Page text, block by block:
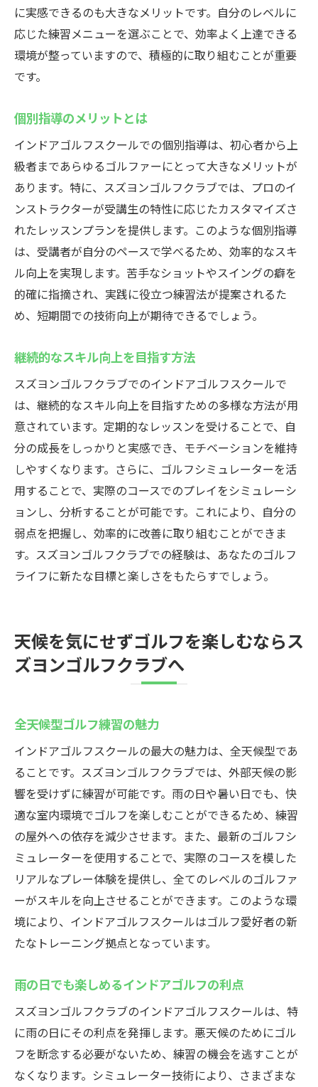
に実感できるのも大きなメリットです。自分のレベルに
応じた練習メニューを選ぶことで、効率よく上達できる
環境が整っていますので、積極的に取り組むことが重要
です。
個別指導のメリットとは
インドアゴルフスクールでの個別指導は、初心者から上
級者まであらゆるゴルファーにとって大きなメリットが
あります。特に、スズヨンゴルフクラブでは、プロのイ
ンストラクターが受講生の特性に応じたカスタマイズさ
れたレッスンプランを提供します。このような個別指導
は、受講者が自分のペースで学べるため、効率的なスキ
ル向上を実現します。苦手なショットやスイングの癖を
的確に指摘され、実践に役立つ練習法が提案されるた
め、短期間での技術向上が期待できるでしょう。
継続的なスキル向上を目指す方法
スズヨンゴルフクラブでのインドアゴルフスクールで
は、継続的なスキル向上を目指すための多様な方法が用
意されています。定期的なレッスンを受けることで、自
分の成長をしっかりと実感でき、モチベーションを維持
しやすくなります。さらに、ゴルフシミュレーターを活
用することで、実際のコースでのプレイをシミュレーシ
ョンし、分析することが可能です。これにより、自分の
弱点を把握し、効率的に改善に取り組むことができま
す。スズヨンゴルフクラブでの経験は、あなたのゴルフ
ライフに新たな目標と楽しさをもたらすでしょう。
天候を気にせずゴルフを楽しむならス
ズヨンゴルフクラブへ
全天候型ゴルフ練習の魅力
インドアゴルフスクールの最大の魅力は、全天候型であ
ることです。スズヨンゴルフクラブでは、外部天候の影
響を受けずに練習が可能です。雨の日や暑い日でも、快
適な室内環境でゴルフを楽しむことができるため、練習
の屋外への依存を減少させます。また、最新のゴルフシ
ミュレーターを使用することで、実際のコースを模した
リアルなプレー体験を提供し、全てのレベルのゴルファ
ーがスキルを向上させることができます。このような環
境により、インドアゴルフスクールはゴルフ愛好者の新
たなトレーニング拠点となっています。
雨の日でも楽しめるインドアゴルフの利点
スズヨンゴルフクラブのインドアゴルフスクールは、特
に雨の日にその利点を発揮します。悪天候のためにゴル
フを断念する必要がないため、練習の機会を逃すことが
なくなります。シミュレーター技術により、さまざまな